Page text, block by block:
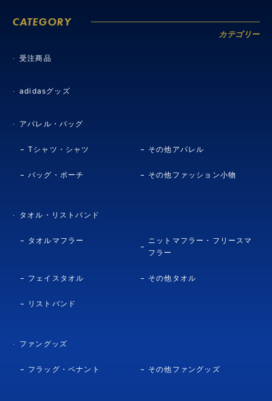
CATEGORY
カテゴリー
受注商品
adidasグッズ
アパレル・バッグ
Tシャツ・シャツ その他アパレル
バッグ・ポーチ その他ファッション小物
タオル・リストバンド
タオルマフラー
ニットマフラー・フリースマ
フラー
フェイスタオル その他タオル
リストバンド
ファングッズ
フラッグ・ペナント その他ファングッズ